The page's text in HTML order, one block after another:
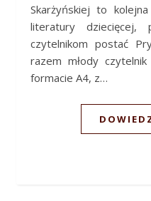
Skarżyńskiej to
literatury dziecięcej,
czytelnikom postać
razem młody
formacie A4, z…